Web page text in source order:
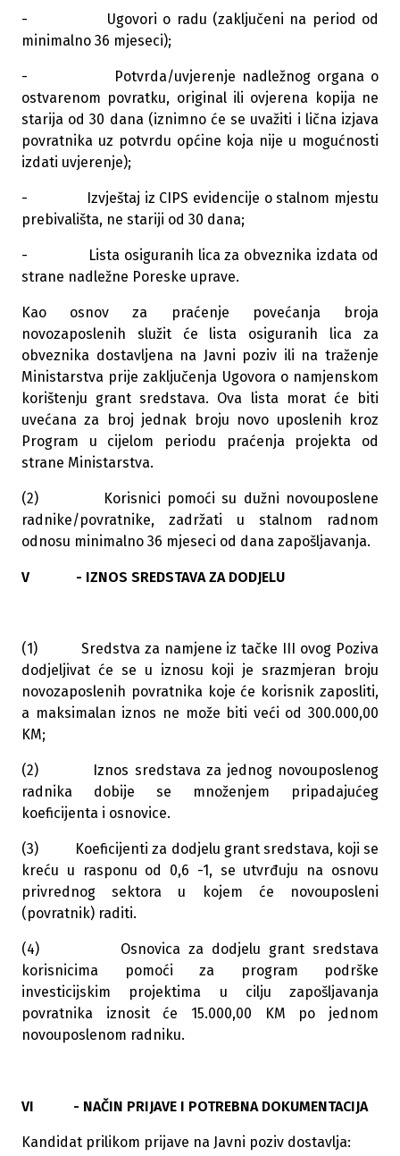
- Ugovori o radu (zaključeni na period od
minimalno 36 mjeseci);
- Potvrda/uvjerenje nadležnog organa o
ostvarenom povratku, original ili ovjerena kopija ne
starija od 30 dana (iznimno će se uvažiti i lična izjava
povratnika uz potvrdu općine koja nije u mogućnosti
izdati uvjerenje);
- Izvještaj iz CIPS evidencije o stalnom mjestu
prebivališta, ne stariji od 30 dana;
- Lista osiguranih lica za obveznika izdata od
strane nadležne Poreske uprave.
Kao osnov za praćenje povećanja broja
novozaposlenih služit će lista osiguranih lica za
obveznika dostavljena na Javni poziv ili na traženje
Ministarstva prije zaključenja Ugovora o namjenskom
korištenju grant sredstava. Ova lista morat će biti
uvećana za broj jednak broju novo uposlenih kroz
Program u cijelom periodu praćenja projekta od
strane Ministarstva.
(2) Korisnici pomoći su dužni novouposlene
radnike/povratnike, zadržati u stalnom radnom
odnosu minimalno 36 mjeseci od dana zapošljavanja.
V - IZNOS SREDSTAVA ZA DODJELU
(1) Sredstva za namjene iz tačke III ovog Poziva
dodjeljivat će se u iznosu koji je srazmjeran broju
novozaposlenih povratnika koje će korisnik zaposliti,
a maksimalan iznos ne može biti veći od 300.000,00
KM;
(2) Iznos sredstava za jednog novouposlenog
radnika dobije se množenjem pripadajućeg
koeficijenta i osnovice.
(3) Koeficijenti za dodjelu grant sredstava, koji se
kreću u rasponu od 0,6 -1, se utvrđuju na osnovu
privrednog sektora u kojem će novouposleni
(povratnik) raditi.
(4) Osnovica za dodjelu grant sredstava
korisnicima pomoći za program podrške
investicijskim projektima u cilju zapošljavanja
povratnika iznosit će 15.000,00 KM po jednom
novouposlenom radniku.
VI - NAČIN PRIJAVE I POTREBNA DOKUMENTACIJA
Kandidat prilikom prijave na Javni poziv dostavlja: